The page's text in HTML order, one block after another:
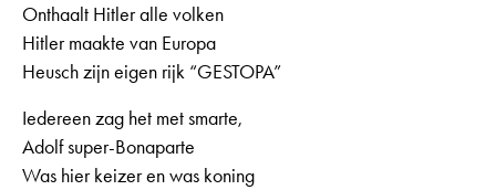
Onthaalt Hitler alle volken
Hitler maakte van Europa
Heusch zijn eigen rijk “GESTOPA”
Iedereen zag het met smarte,
Adolf super-Bonaparte
Was hier keizer en was koning